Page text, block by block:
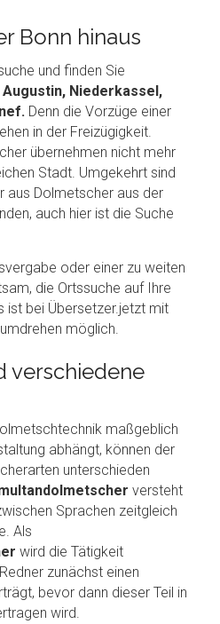
Bonn hinaus
und finden Sie
Niederkassel,
Denn die Vorzüge einer
in der Freizügigkeit.
übernehmen nicht mehr
Stadt. Umgekehrt sind
aus Dolmetscher aus der
auch hier ist die Suche
oder einer zu weiten
die Ortssuche auf Ihre
ist bei Übersetzer.jetzt mit
möglich.
verschiedene
maßgeblich
abhängt, können der
unterschieden
versteht
Sprachen zeitgleich
Als
wird die Tätigkeit
zunächst einen
bevor dann dieser Teil in
wird.